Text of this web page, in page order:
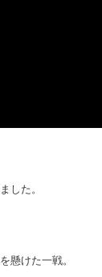
した。
懸けた一戦。